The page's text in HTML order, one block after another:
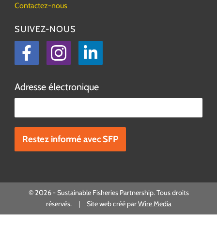
Contactez-nous
SUIVEZ-NOUS
Facebook
Instagram
LinkedIn
Adresse électronique
© 2026 - Sustainable Fisheries Partnership. Tous droits
réservés. | Site web créé parWire Media